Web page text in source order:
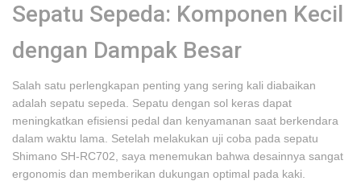
Sepatu Sepeda: Komponen Kecil
dengan Dampak Besar
Salah satu perlengkapan penting yang sering kali diabaikan
adalah sepatu sepeda. Sepatu dengan sol keras dapat
meningkatkan efisiensi pedal dan kenyamanan saat berkendara
dalam waktu lama. Setelah melakukan uji coba pada sepatu
Shimano SH-RC702, saya menemukan bahwa desainnya sangat
ergonomis dan memberikan dukungan optimal pada kaki.